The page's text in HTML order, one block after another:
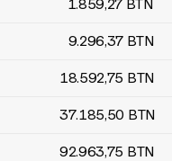
1.859,27 BTN
9.296,37 BTN
18.592,75 BTN
37.185,50 BTN
92.963,75 BTN